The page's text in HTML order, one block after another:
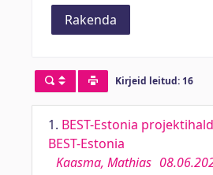
Rakenda
Kirjeid leitud: 16
1. BEST-Estonia
BEST-Estonia
Kaasma, Mathias